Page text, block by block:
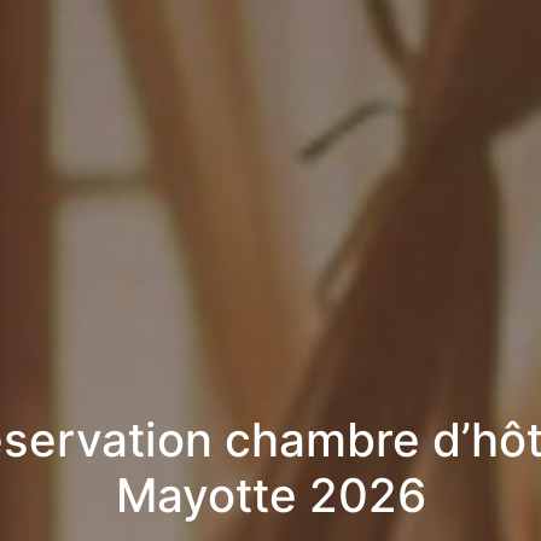
chambre
Mayotte 2026